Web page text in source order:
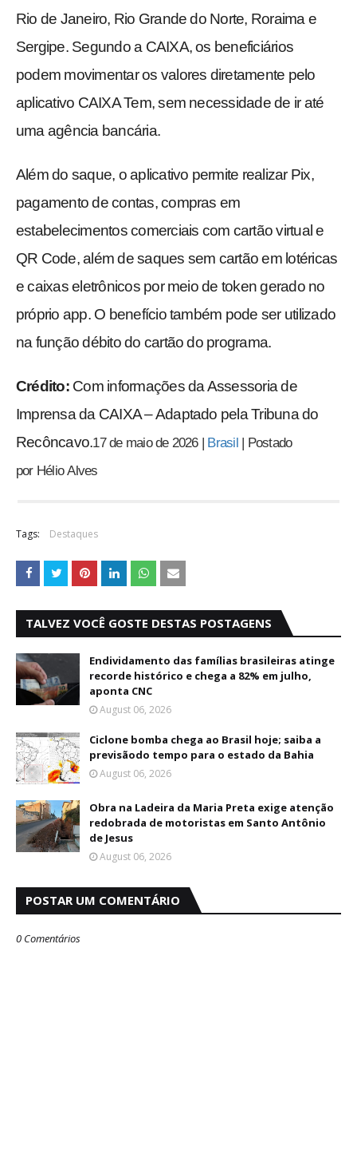
Rio de Janeiro, Rio Grande do Norte, Roraima e
Sergipe. Segundo a CAIXA, os beneficiários
podem movimentar os valores diretamente pelo
aplicativo CAIXA Tem, sem necessidade de ir até
uma agência bancária.
Além do saque, o aplicativo permite realizar Pix,
pagamento de contas, compras em
estabelecimentos comerciais com cartão virtual e
QR Code, além de saques sem cartão em lotéricas
e caixas eletrônicos por meio de token gerado no
próprio app. O benefício também pode ser utilizado
na função débito do cartão do programa.
Crédito:Com informações da Assessoria de
Imprensa da CAIXA – Adaptado pela Tribuna do
Recôncavo.17 de maio de 2026 | Brasil | Postado
por Hélio Alves
Tags: Destaques
TALVEZ VOCÊ GOSTE DESTAS POSTAGENS
Endividamento das famílias brasileiras atinge
recorde histórico e chega a 82% em julho,
aponta CNC
August 06, 2026
Ciclone bomba chega ao Brasil hoje; saiba a
previsãodo tempo para o estado da Bahia
August 06, 2026
Obra na Ladeira da Maria Preta exige atenção
redobrada de motoristas em Santo Antônio
de Jesus
August 06, 2026
POSTAR UM COMENTÁRIO
0 Comentários